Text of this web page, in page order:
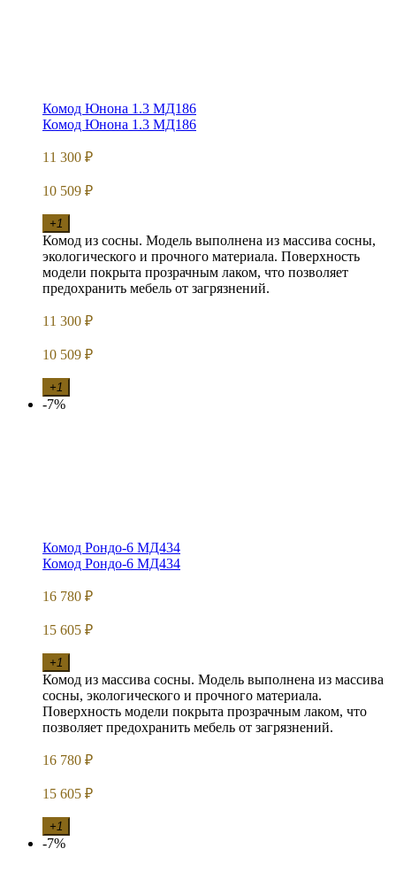
Комод Юнона 1.3 МД186
Комод Юнона 1.3 МД186
11 300 ₽
10 509 ₽
+1
Комод из сосны. Модель выполнена из массива сосны,
экологического и прочного материала. Поверхность
модели покрыта прозрачным лаком, что позволяет
предохранить мебель от загрязнений.
11 300 ₽
10 509 ₽
+1
-7%
Комод Рондо-6 МД434
Комод Рондо-6 МД434
16 780 ₽
15 605 ₽
+1
Комод из массива сосны. Модель выполнена из массива
сосны, экологического и прочного материала.
Поверхность модели покрыта прозрачным лаком, что
позволяет предохранить мебель от загрязнений.
16 780 ₽
15 605 ₽
+1
-7%